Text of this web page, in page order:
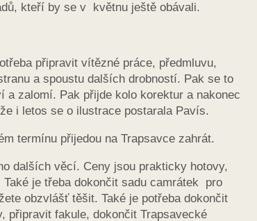
kteří by se v květnu ještě obávali.
připravit vítězné práce, předmluvu,
a spoustu dalších drobností. Pak se to
zalomí. Pak přijde kolo korektur a nakonec
i letos se o ilustrace postarala Pavís.
termínu přijedou na Trapsavce zahrát.
dalších věcí. Ceny jsou prakticky hotovy,
je třeba dokončit sadu camrátek pro
obzvlášť těšit. Také je potřeba dokončit
připravit fakule, dokončit Trapsavecké